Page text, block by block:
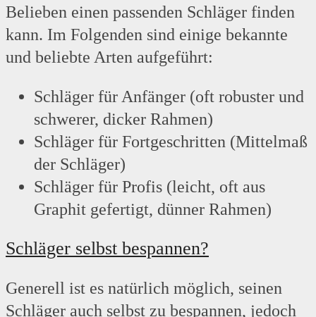
Belieben einen passenden Schläger finden
kann. Im Folgenden sind einige bekannte
und beliebte Arten aufgeführt:
Schläger für Anfänger (oft robuster und
schwerer, dicker Rahmen)
Schläger für Fortgeschritten (Mittelmaß
der Schläger)
Schläger für Profis (leicht, oft aus
Graphit gefertigt, dünner Rahmen)
Schläger selbst bespannen?
Generell ist es natürlich möglich, seinen
Schläger auch selbst zu bespannen, jedoch